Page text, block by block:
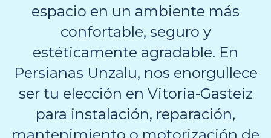
espacio en un ambiente más
confortable, seguro y
estéticamente agradable. En
Persianas Unzalu, nos enorgullece
ser tu elección en Vitoria-Gasteiz
para instalación, reparación,